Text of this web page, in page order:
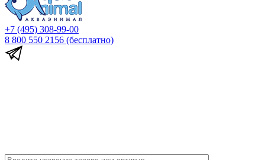
+7 (495) 308-99-00
8 800 550 2156 (бесплатно)